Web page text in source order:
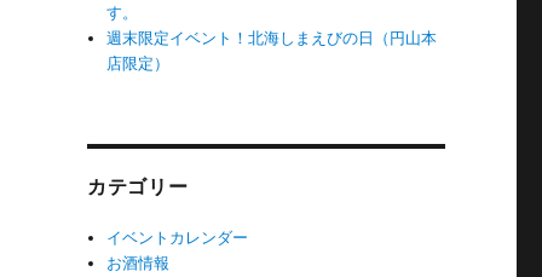
す。
週末限定イベント！北海しまえびの日（円山本
店限定）
カテゴリー
イベントカレンダー
お酒情報